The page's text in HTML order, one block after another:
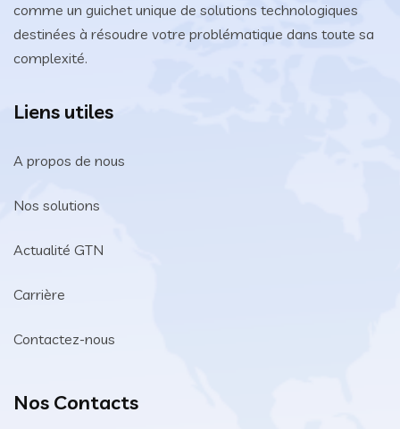
comme un guichet unique de solutions technologiques
destinées à résoudre votre problématique dans toute sa
complexité.
Liens utiles
A propos de nous
Nos solutions
Actualité GTN
Carrière
Contactez-nous
Nos Contacts